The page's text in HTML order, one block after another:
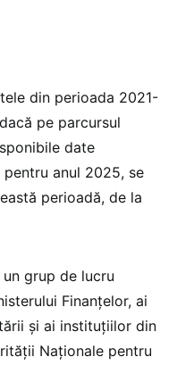
din perioada 2021-
pe parcursul
date
anul 2025, se
perioadă, de la
grup de lucru
Finanțelor, ai
și ai instituțiilor din
Naționale pentru